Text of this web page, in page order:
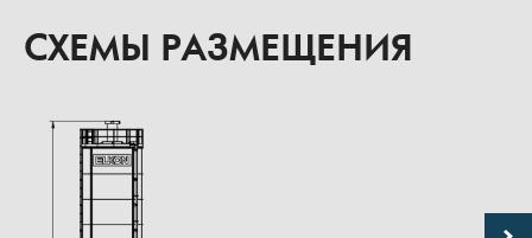
СХЕМЫ РАЗМЕЩЕНИЯ